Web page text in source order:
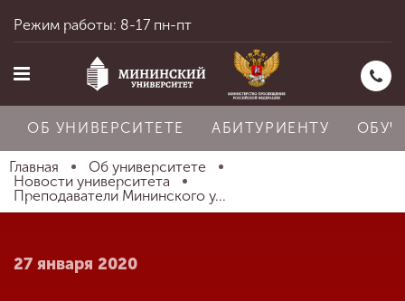
Главная
Режим работы: 8-17 пн-пт
ОБ УНИВЕРСИТЕТЕ АБИТУРИЕНТУ
Главная
Об университете
Новости университета
Преподаватели Мининского у...
27 января 2020